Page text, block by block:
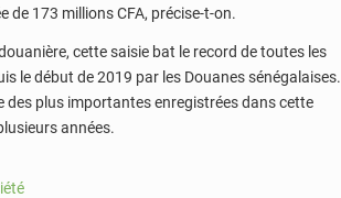
de 173 millions CFA, précise-t-on.
cette saisie bat le record de toutes les
le début de 2019 par les Douanes sénégalaises.
des plus importantes enregistrées dans cette
années.